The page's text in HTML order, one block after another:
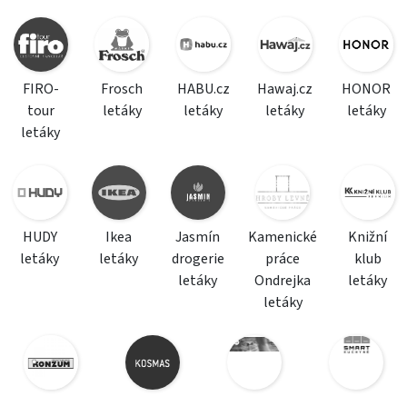
FIRO-
tour
letáky
Frosch
letáky
HABU.cz
letáky
Hawaj.cz
letáky
HONOR
letáky
HUDY
letáky
Ikea
letáky
Jasmín
drogerie
letáky
Kamenické
práce
Ondrejka
letáky
Knižní
klub
letáky